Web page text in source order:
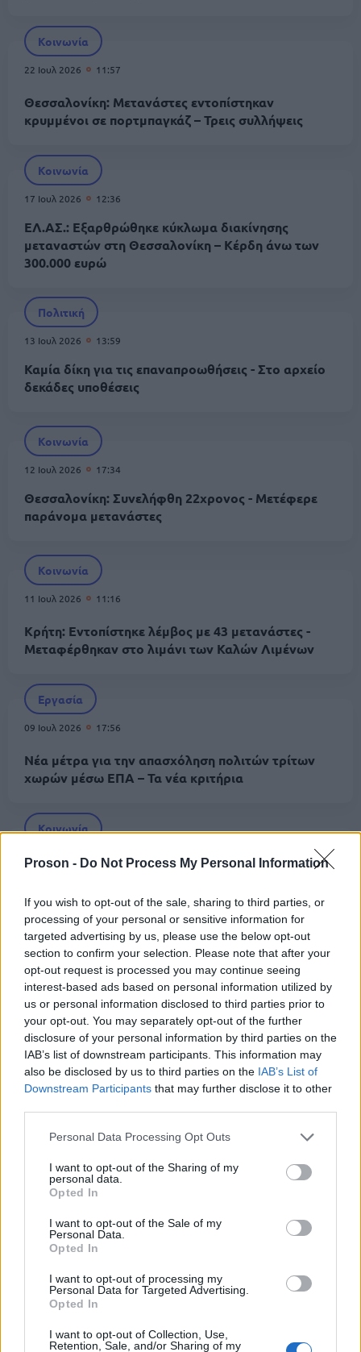
Proson - Do Not Process My Personal Information
If you wish to opt-out of the sale, sharing to third parties, or
processing of your personal or sensitive information for
targeted advertising by us, please use the below opt-out
section to confirm your selection. Please note that after your
opt-out request is processed you may continue seeing
interest-based ads based on personal information utilized by
us or personal information disclosed to third parties prior to
your opt-out. You may separately opt-out of the further
disclosure of your personal information by third parties on the
IAB’s list of downstream participants. This information may
also be disclosed by us to third parties on the IAB’s List of
Downstream Participants that may further disclose it to other
Please note that this website/app uses one or more Google
not limited to your visit or usage behaviour. You may click to
grant or deny consent to Google and its third-party tags to
use your data for below specified purposes in below Google
consent section.
Personal Data Processing Opt Outs
I want to opt-out of the Sharing of my
personal data.
Opted In
I want to opt-out of the Sale of my
Personal Data.
Opted In
I want to opt-out of processing my
Personal Data for Targeted Advertising.
Opted In
I want to opt-out of Collection, Use,
Retention, Sale, and/or Sharing of my
Κοινωνία
22 Ιουλ 2026 11:57
Θεσσαλονίκη: Μετανάστες εντοπίστηκαν
κρυμμένοι σε πορτμπαγκάζ – Τρεις συλλήψεις
Κοινωνία
17 Ιουλ 2026 12:36
ΕΛ.ΑΣ.: Εξαρθρώθηκε κύκλωμα διακίνησης
μεταναστών στη Θεσσαλονίκη – Κέρδη άνω των
300.000 ευρώ
Πολιτική
13 Ιουλ 2026 13:59
Καμία δίκη για τις επαναπροωθήσεις - Στο αρχείο
δεκάδες υποθέσεις
Κοινωνία
12 Ιουλ 2026 17:34
Θεσσαλονίκη: Συνελήφθη 22χρονος - Μετέφερε
παράνομα μετανάστες
Κοινωνία
11 Ιουλ 2026 11:16
Κρήτη: Εντοπίστηκε λέμβος με 43 μετανάστες -
Μεταφέρθηκαν στο λιμάνι των Καλών Λιμένων
Εργασία
09 Ιουλ 2026 17:56
Νέα μέτρα για την απασχόληση πολιτών τρίτων
χωρών μέσω ΕΠΑ – Τα νέα κριτήρια
Κοινωνία
08 Ιουλ 2026 12:54
παράνομης μεταφοράς μεταναστών
Κοινωνία
06 Ιουλ 2026 14:02
Σάμος: Επιχείρηση διάσωσης μεταναστών - Ένας
νεκρός, διασώθηκαν 21 άτομα
Κοινωνία
24 Ιουν 2026 10:23
Ηράκλειο Κρήτης: Διασώθηκαν 32 μετανάστες
ανοιχτά των Καλών Λιμενών
18 Ιουν 2026
Κρήτη: Διασώθηκαν 59 μετανάστες βόρεια των
Καλών Λιμένων
Κοινωνία